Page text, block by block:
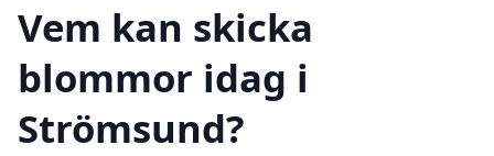
Vem kan skicka
blommor idag i
Strömsund?